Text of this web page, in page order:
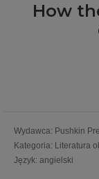
How
Wydawca: Pushkin
Kategoria: Literatura
Język: angielski